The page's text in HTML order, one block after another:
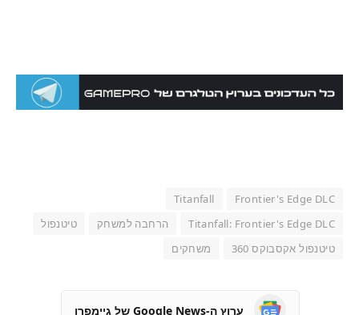
Frontier's Edge DLC
Titanfall
Titanfall: Frontier's Edge DLC
הרחבה למשחק
טיטנפול
טיטנפול אקסבוקס 360
משחקים
ערוץ ה-Google News של גיימפרו